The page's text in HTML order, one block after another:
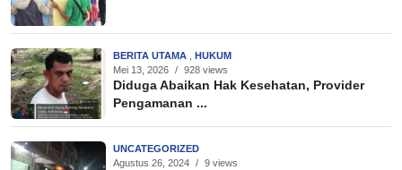
BERITA UTAMA
HUKUM
Mei 13, 2026 / 928 views
Diduga Abaikan Hak Kesehatan, Provider
Pengamanan ...
UNCATEGORIZED
Agustus 26, 2024 / 9 views